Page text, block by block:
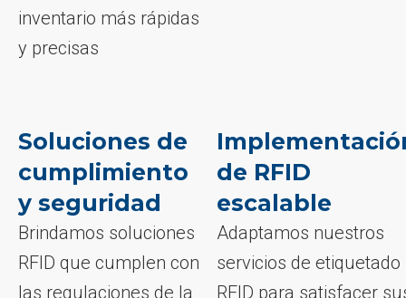
inventario más rápidas
y precisas
Soluciones de
cumplimiento
y seguridad
Brindamos soluciones
RFID que cumplen con
las regulaciones de la
de RFID
escalable
Adaptamos nuestros
servicios de etiquetado
RFID para satisfacer